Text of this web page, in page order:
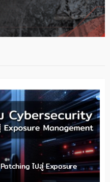
ไปสู่ Exposure